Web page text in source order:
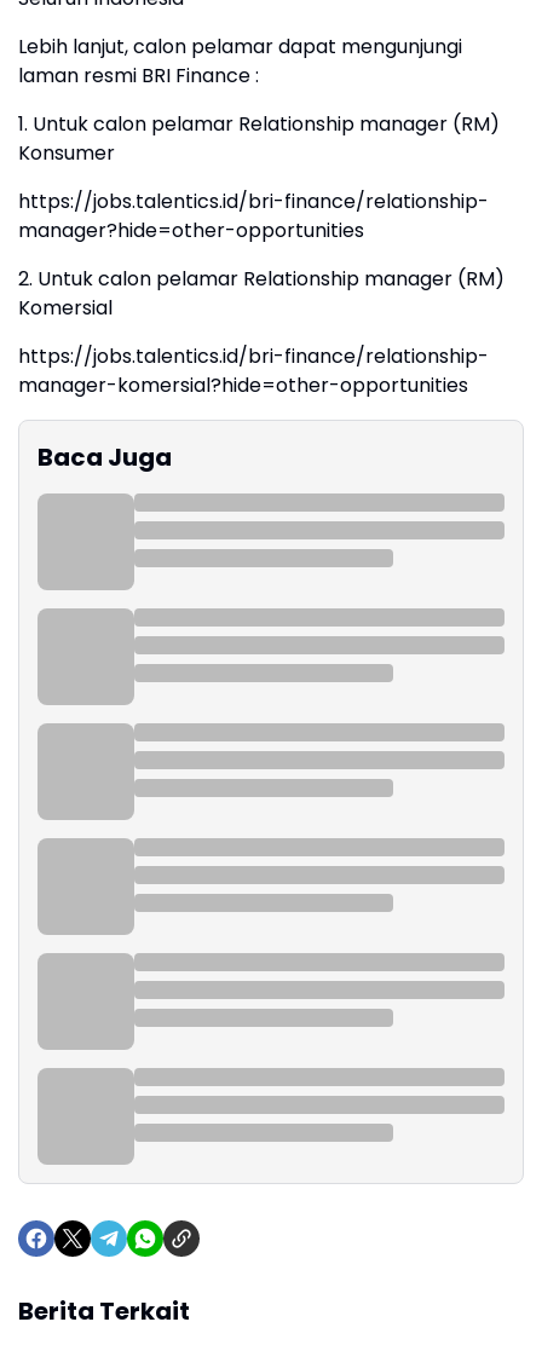
Lebih lanjut, calon pelamar dapat mengunjungi
laman resmi BRI Finance :
1. Untuk calon pelamar Relationship manager (RM)
Konsumer
https://jobs.talentics.id/bri-finance/relationship-
manager?hide=other-opportunities
2. Untuk calon pelamar Relationship manager (RM)
Komersial
https://jobs.talentics.id/bri-finance/relationship-
manager-komersial?hide=other-opportunities
Baca Juga
Berita Terkait